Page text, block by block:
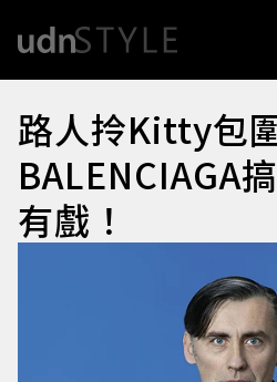
路人拎Kitty包
BALENCIAGA
有戲！